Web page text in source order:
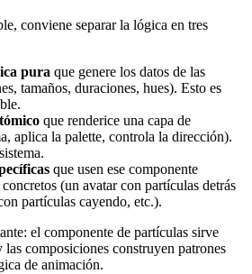
conviene separar la lógica en tres
pura que genere los datos de las
tamaños, duraciones, hues). Esto es
que renderice una capa de
aplica la palette, controla la dirección).
que usen ese componente
(un avatar con partículas detrás
partículas cayendo, etc.).
el componente de partículas sirve
composiciones construyen patrones
de animación.